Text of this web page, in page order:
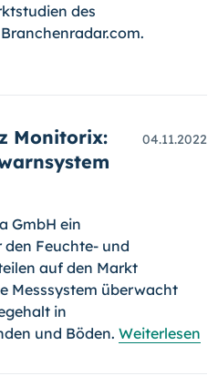
des
Monitorix:
04.11.2022
GmbH ein
Feuchte- und
auf den Markt
Messsystem überwacht
in
und Böden. Weiterlesen